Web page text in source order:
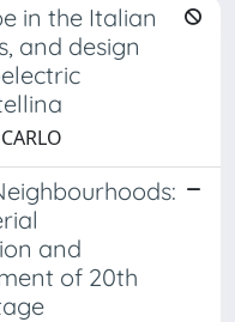
in the Italian
and design
and
of 20th